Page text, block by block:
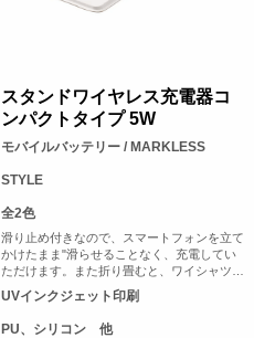
スタンドワイヤレス充電器コ
ンパクトタイプ 5W
モバイルバッテリー / MARKLESS
STYLE
全2色
滑り止め付きなので、スマートフォンを立て
かけたまま"滑らせることなく、充電してい
ただけます。また折り畳むと、ワイシャツの
胸ポケットにもすっぽり収まる、フラットか
つコンパクトなサイズ感で持ち運びにも便利
UVインクジェット印刷
PU、シリコン 他